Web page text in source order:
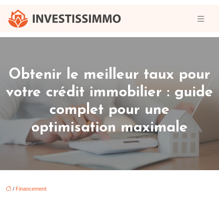
Obtenir le meilleur taux pour
votre crédit immobilier : guide
complet pour une
optimisation maximale
/ Financement